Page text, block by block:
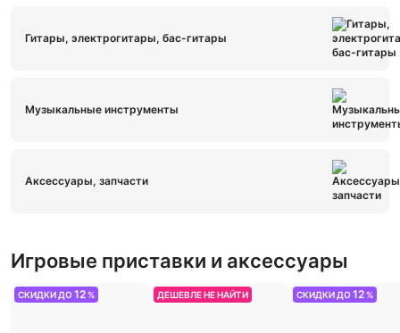
Гитары, электрогитары, бас-гитары
Музыкальные инструменты
Аксессуары, запчасти
Игровые приставки и аксессуары
СКИДКИ ДО12 % ДЕШЕВЛЕ НЕ НАЙТИ СКИДКИ ДО12 %